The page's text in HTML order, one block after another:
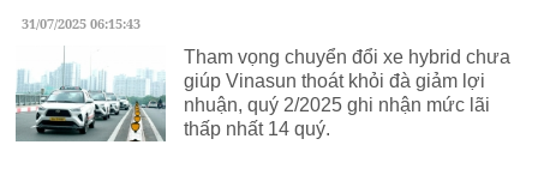
31/07/2025 06:15:43
Tham vọng chuyển đổi xe hybrid chưa
giúp Vinasun thoát khỏi đà giảm lợi
nhuận, quý 2/2025 ghi nhận mức lãi
thấp nhất 14 quý.